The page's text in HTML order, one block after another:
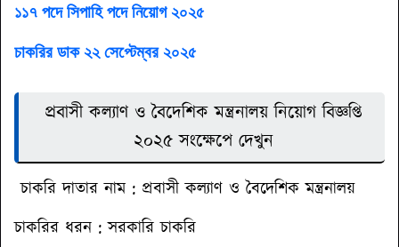
১১৭ পদে সিপাহি পদে নিয়োগ ২০২৫
চাকরির ডাক ২২ সেপ্টেম্বর ২০২৫
প্রবাসী কল্যাণ ও বৈদেশিক মন্ত্রনালয় নিয়োগ বিজ্ঞপ্তি
২০২৫ সংক্ষেপে দেখুন
চাকরি দাতার নাম : প্রবাসী কল্যাণ ও বৈদেশিক মন্ত্রনালয়
চাকরির ধরন : সরকারি চাকরি